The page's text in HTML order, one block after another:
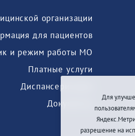
для пациентов
и режим работы МО
Платные услуги
Диспансеризация
Документы
Для
разрешение на